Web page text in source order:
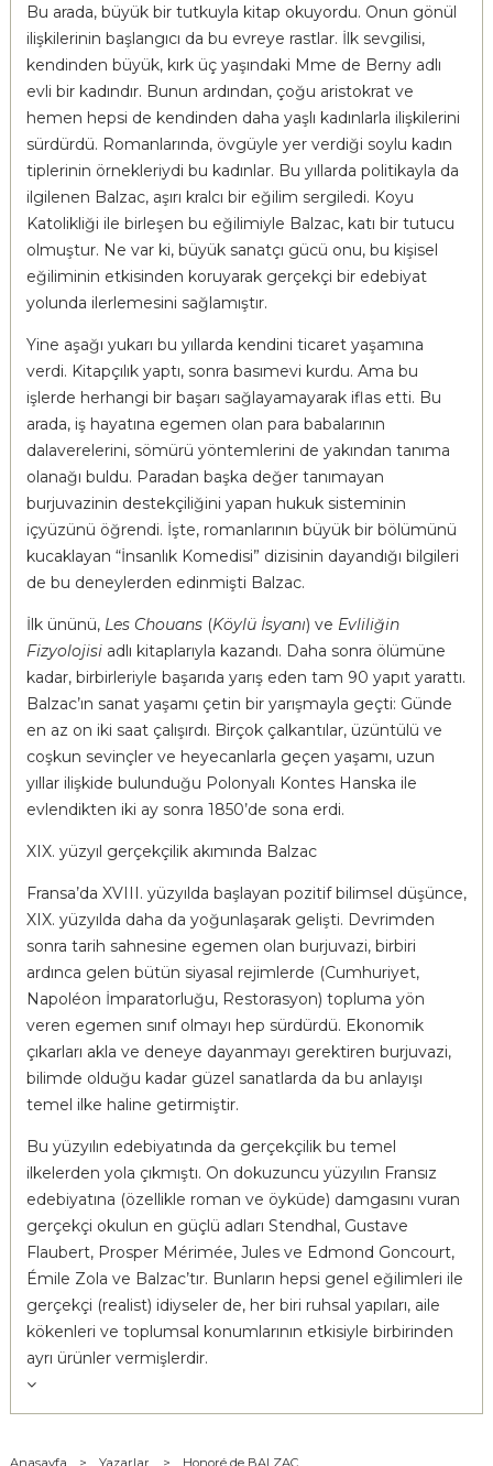
Bu arada, büyük bir tutkuyla kitap okuyordu. Onun gönül
ilişkilerinin başlangıcı da bu evreye rastlar. İlk sevgilisi,
kendinden büyük, kırk üç yaşındaki Mme de Berny adlı
evli bir kadındır. Bunun ardından, çoğu aristokrat ve
hemen hepsi de kendinden daha yaşlı kadınlarla ilişkilerini
sürdürdü. Romanlarında, övgüyle yer verdiği soylu kadın
tiplerinin örnekleriydi bu kadınlar. Bu yıllarda politikayla da
ilgilenen Balzac, aşırı kralcı bir eğilim sergiledi. Koyu
Katolikliği ile birleşen bu eğilimiyle Balzac, katı bir tutucu
olmuştur. Ne var ki, büyük sanatçı gücü onu, bu kişisel
eğiliminin etkisinden koruyarak gerçekçi bir edebiyat
yolunda ilerlemesini sağlamıştır.
Yine aşağı yukarı bu yıllarda kendini ticaret yaşamına
verdi. Kitapçılık yaptı, sonra basımevi kurdu. Ama bu
işlerde herhangi bir başarı sağlayamayarak iflas etti. Bu
arada, iş hayatına egemen olan para babalarının
dalaverelerini, sömürü yöntemlerini de yakından tanıma
olanağı buldu. Paradan başka değer tanımayan
burjuvazinin destekçiliğini yapan hukuk sisteminin
içyüzünü öğrendi. İşte, romanlarının büyük bir bölümünü
kucaklayan “İnsanlık Komedisi” dizisinin dayandığı bilgileri
de bu deneylerden edinmişti Balzac.
İlk ününü, Les Chouans(Köylü İsyanı) ve Evliliğin
Fizyolojisiadlı kitaplarıyla kazandı. Daha sonra ölümüne
kadar, birbirleriyle başarıda yarış eden tam 90 yapıt yarattı.
Balzac’ın sanat yaşamı çetin bir yarışmayla geçti: Günde
en az on iki saat çalışırdı. Birçok çalkantılar, üzüntülü ve
coşkun sevinçler ve heyecanlarla geçen yaşamı, uzun
yıllar ilişkide bulunduğu Polonyalı Kontes Hanska ile
evlendikten iki ay sonra 1850’de sona erdi.
XIX. yüzyıl gerçekçilik akımında Balzac
Fransa’da XVIII. yüzyılda başlayan pozitif bilimsel düşünce,
XIX. yüzyılda daha da yoğunlaşarak gelişti. Devrimden
sonra tarih sahnesine egemen olan burjuvazi, birbiri
ardınca gelen bütün siyasal rejimlerde (Cumhuriyet,
Napoléon İmparatorluğu, Restorasyon) topluma yön
veren egemen sınıf olmayı hep sürdürdü. Ekonomik
çıkarları akla ve deneye dayanmayı gerektiren burjuvazi,
bilimde olduğu kadar güzel sanatlarda da bu anlayışı
temel ilke haline getirmiştir.
Bu yüzyılın edebiyatında da gerçekçilik bu temel
ilkelerden yola çıkmıştı. On dokuzuncu yüzyılın Fransız
edebiyatına (özellikle roman ve öyküde) damgasını vuran
gerçekçi okulun en güçlü adları Stendhal, Gustave
Flaubert, Prosper Mérimée, Jules ve Edmond Goncourt,
Émile Zola ve Balzac’tır. Bunların hepsi genel eğilimleri ile
gerçekçi (realist) idiyseler de, her biri ruhsal yapıları, aile
kökenleri ve toplumsal konumlarının etkisiyle birbirinden
ayrı ürünler vermişlerdir.
Anasayfa > Yazarlar > Honoré de BALZAC